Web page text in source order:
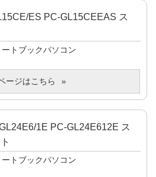
ES PC-GL15CEEAS ス
ートブックパソコン
ージはこちら
1E PC-GL24E612E ス
ートブックパソコン